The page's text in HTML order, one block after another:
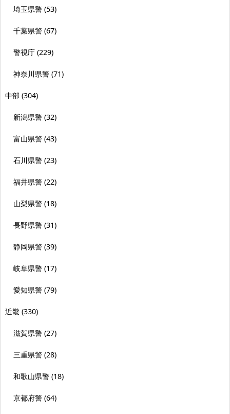
埼玉県警 (53)
千葉県警 (67)
警視庁 (229)
神奈川県警 (71)
中部 (304)
新潟県警 (32)
富山県警 (43)
石川県警 (23)
福井県警 (22)
山梨県警 (18)
長野県警 (31)
静岡県警 (39)
岐阜県警 (17)
愛知県警 (79)
近畿 (330)
滋賀県警 (27)
三重県警 (28)
和歌山県警 (18)
京都府警 (64)